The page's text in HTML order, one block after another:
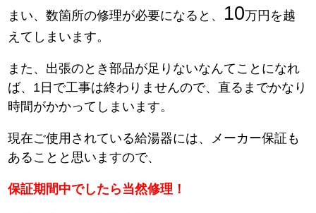
まい、数箇所の修理が必要になると、 10万円を越
えてしまいます。
また、出張のとき部品が足りないなんてことになれ
ば、1日で工事は終わりませんので、直るまでかなり
時間がかかってしまいます。
現在ご使用されている給湯器には、メーカー保証も
あることと思いますので、
保証期間中でしたら当然修理！